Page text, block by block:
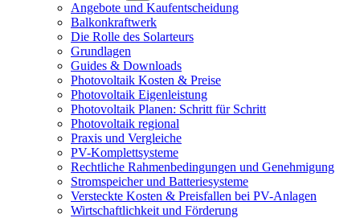
Angebote und Kaufentscheidung
Balkonkraftwerk
Die Rolle des Solarteurs
Grundlagen
Guides & Downloads
Photovoltaik Kosten & Preise
Photovoltaik Eigenleistung
Photovoltaik Planen: Schritt für Schritt
Photovoltaik regional
Praxis und Vergleiche
PV-Komplettsysteme
Rechtliche Rahmenbedingungen und Genehmigung
Stromspeicher und Batteriesysteme
Versteckte Kosten & Preisfallen bei PV-Anlagen
Wirtschaftlichkeit und Förderung